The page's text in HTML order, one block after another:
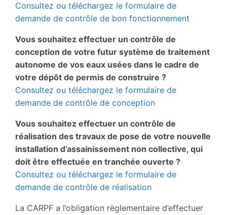
Consultez ou téléchargez le formulaire de
demande de contrôle de bon fonctionnement
Vous souhaitez effectuer un contrôle de
conception de votre futur système de traitement
autonome de vos eaux usées dans le cadre de
votre dépôt de permis de construire ?
Consultez ou téléchargez le formulaire de
demande de contrôle de conception
Vous souhaitez effectuer un contrôle de
réalisation des travaux de pose de votre nouvelle
installation d’assainissement non collective, qui
doit être effectuée en tranchée ouverte ?
Consultez ou téléchargez le formulaire de
demande de contrôle de réalisation
La CARPF a l’obligation règlementaire d’effectuer